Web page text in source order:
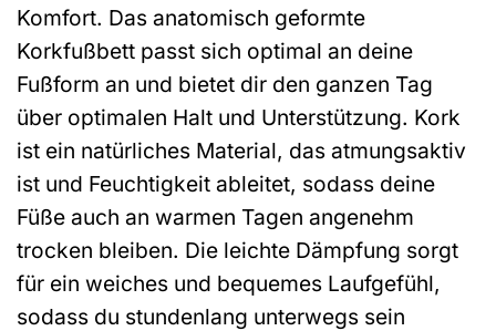
Komfort. Das anatomisch geformte
Korkfußbett passt sich optimal an deine
Fußform an und bietet dir den ganzen Tag
über optimalen Halt und Unterstützung. Kork
ist ein natürliches Material, das atmungsaktiv
ist und Feuchtigkeit ableitet, sodass deine
Füße auch an warmen Tagen angenehm
trocken bleiben. Die leichte Dämpfung sorgt
für ein weiches und bequemes Laufgefühl,
sodass du stundenlang unterwegs sein